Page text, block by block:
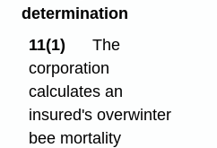
determination
11(1)
The
corporation
calculates an
insured's overwinter
bee mortality